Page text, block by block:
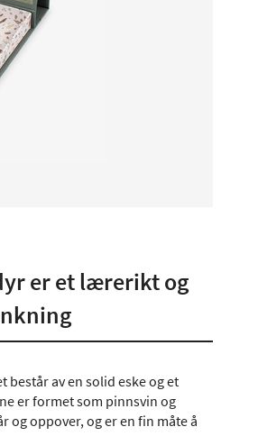
er et lærerikt og
består av en solid eske og et
er formet som pinnsvin og
og oppover, og er en fin måte å